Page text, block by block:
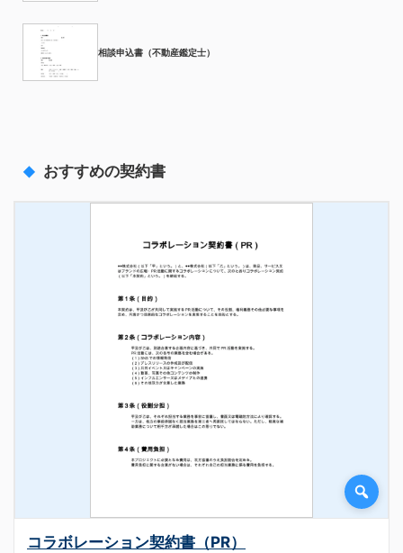
相談申込書（不動産鑑定士）
おすすめの契約書
コラボレーション契約書（PR）